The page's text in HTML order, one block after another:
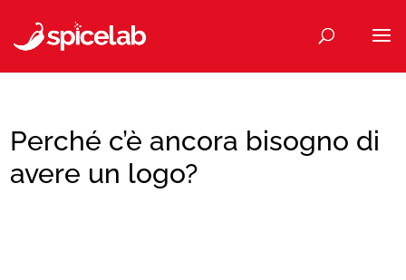
Perché c’è ancora bisogno di
avere un logo?